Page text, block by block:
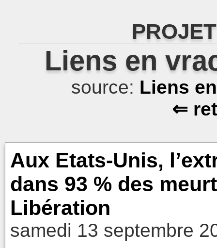
Liens en
source: Liens
⇐
Aux Etats-Unis,
dans 93 % des
Libération
samedi 13 septembre